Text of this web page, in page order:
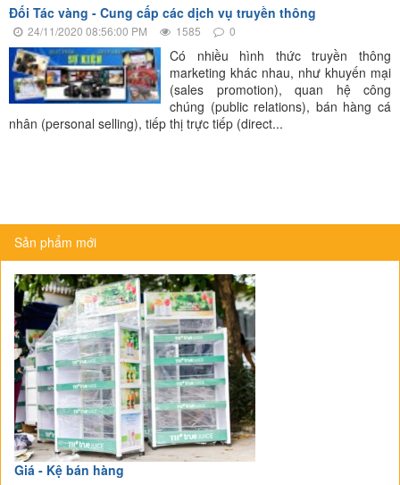
Đối Tác vàng - Cung cấp các dịch vụ truyền thông
24/11/2020 08:56:00 PM 1585 0
Có nhiều hình thức truyền thông
marketing khác nhau, như khuyến mại
(sales promotion), quan hệ công
chúng (public relations), bán hàng cá
nhân (personal selling), tiếp thị trực tiếp (direct...
Sản phẩm mới
Giá - Kệ bán hàng